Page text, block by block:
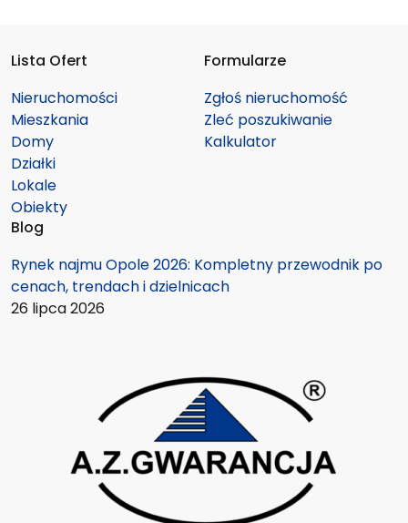
Lista Ofert
Nieruchomości
Mieszkania
Domy
Działki
Lokale
Obiekty
Formularze
Zgłoś nieruchomość
Zleć poszukiwanie
Kalkulator
Blog
Rynek najmu Opole 2026: Kompletny przewodnik po
cenach, trendach i dzielnicach
26 lipca 2026